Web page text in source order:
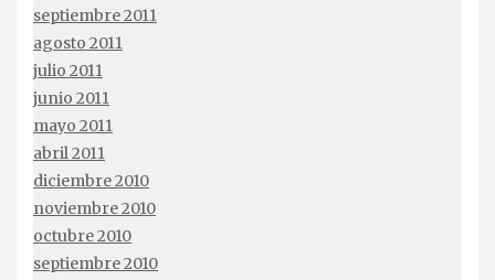
septiembre 2011
agosto 2011
julio 2011
junio 2011
mayo 2011
abril 2011
diciembre 2010
noviembre 2010
octubre 2010
septiembre 2010